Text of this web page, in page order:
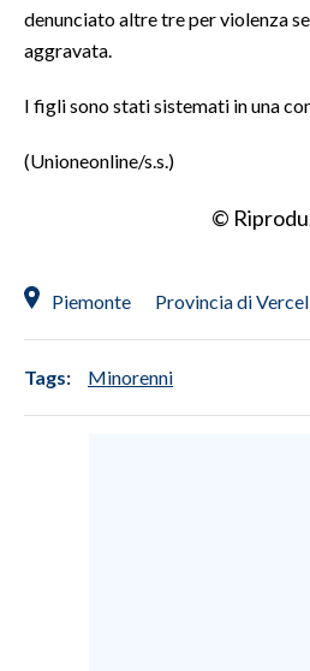
#CARAUNIONE
NECROLOGI
SPIAGGE
STORE
denunciato altre tre per violenza
aggravata.
I figli sono stati sistemati in una
(Unioneonline/s.s.)
©
Piemonte Provincia di
Tags: Minorenni